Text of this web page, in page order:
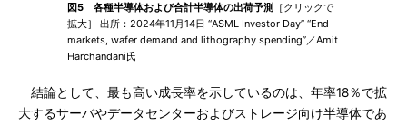
図5 各種半導体および合計半導体の出荷予測
［クリックで
拡大］ 出所：2024年11月14日 “ASML Investor Day” “End
markets, wafer demand and lithography spending”／Amit
Harchandani氏
結論として、最も高い成長率を示しているのは、年率18％で拡
大するサーバやデータセンターおよびストレージ向け半導体であ